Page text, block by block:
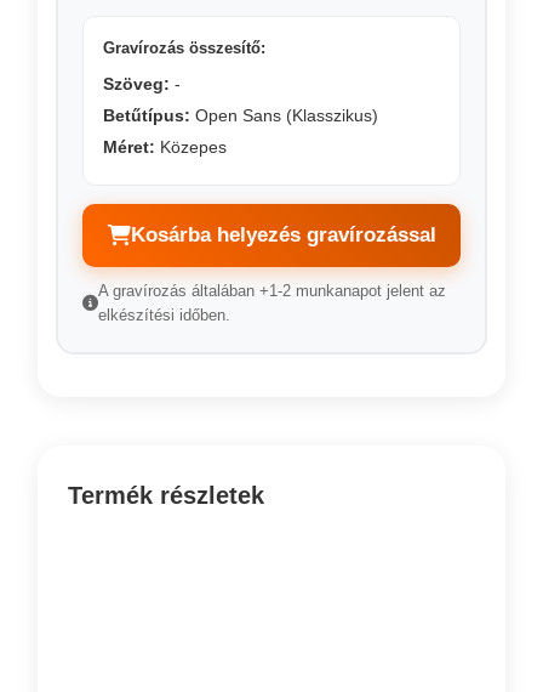
Gravírozás összesítő:
Szöveg: -
Betűtípus: Open Sans (Klasszikus)
Méret: Közepes
Kosárba helyezés gravírozással
A gravírozás általában +1-2 munkanapot jelent az
elkészítési időben.
Termék részletek